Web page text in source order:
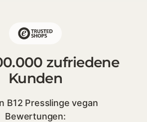
zufriedene
Kunden
B12 Presslinge vegan
Bewertungen: